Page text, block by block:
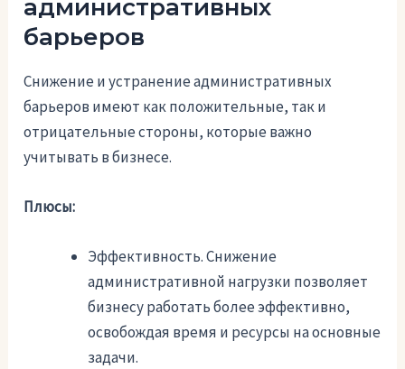
административных
барьеров
Снижение и устранение административных
барьеров имеют как положительные, так и
отрицательные стороны, которые важно
учитывать в бизнесе.
Плюсы:
Эффективность. Снижение
административной нагрузки позволяет
бизнесу работать более эффективно,
освобождая время и ресурсы на основные
задачи.